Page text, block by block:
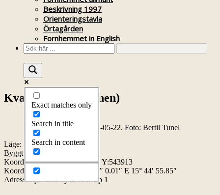
Beskrivning 1997
Orienteringstavla
Örtagården
Fornhemmet in English
Exact matches only
Search in title
Search in content
Kvarntorp 1 (kvarnen)
Kvarntorp kvarnen 2020-05-22. Foto: Bertil Tunel
Läge:
Byggt:
Koordinater RT90: X:6460499 Y:543913
Koordinater WGS84: N 58° 17′ 0.01″ E 15° 44′ 55.85″
Adress: Bjärka-Säby Kvarntorp 1